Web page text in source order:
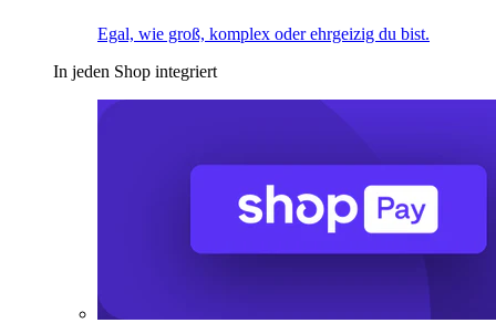
Egal, wie groß, komplex oder ehrgeizig du bist.
In jeden Shop integriert